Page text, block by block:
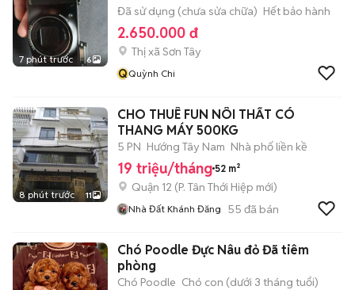
7 phút trước 6
Đã sử dụng (chưa sửa chữa) Hết bảo hành
2.650.000 đ
Thị xã Sơn Tây
QQuỳnh Chi
8 phút trước 11
CHO THUÊ FUN NÔI THẤT CÓ
THANG MÁY 500KG
5 PN Hướng Tây Nam Nhà phố liền kề
19 triệu/tháng 52 m²
Quận 12 (P. Tân Thới Hiệp mới)
Nhà Đất Khánh Đăng 55 đã bán
Chó Poodle Đực Nâu đỏ Đã tiêm
phòng
Chó Poodle Chó con (dưới 3 tháng tuổi)